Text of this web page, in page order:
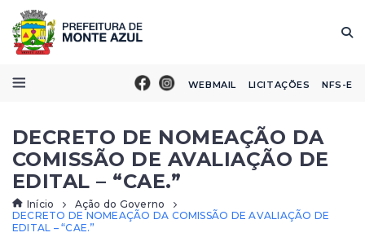
WEBMAIL LICITAÇÕES NFS-E
DECRETO DE NOMEAÇÃO DA
COMISSÃO DE AVALIAÇÃO DE
EDITAL – “CAE.”
Início
Ação do Governo
DECRETO DE NOMEAÇÃO DA COMISSÃO DE AVALIAÇÃO DE
EDITAL – “CAE.”